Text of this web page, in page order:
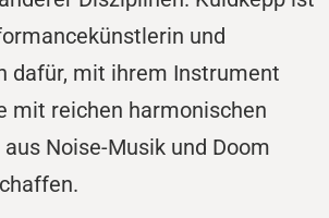
und
dafür, mit ihrem Instrument
mit reichen harmonischen
Noise-Musik und Doom